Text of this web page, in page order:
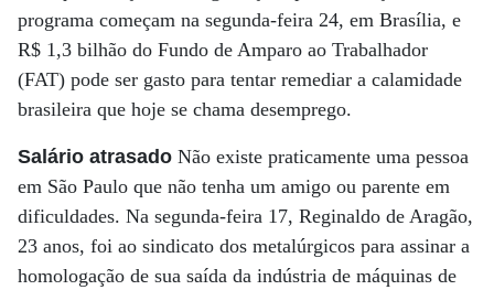
programa começam na segunda-feira 24, em Brasília, e
R$ 1,3 bilhão do Fundo de Amparo ao Trabalhador
(FAT) pode ser gasto para tentar remediar a calamidade
brasileira que hoje se chama desemprego.
Salário atrasado Não existe praticamente uma pessoa
em São Paulo que não tenha um amigo ou parente em
dificuldades. Na segunda-feira 17, Reginaldo de Aragão,
23 anos, foi ao sindicato dos metalúrgicos para assinar a
homologação de sua saída da indústria de máquinas de